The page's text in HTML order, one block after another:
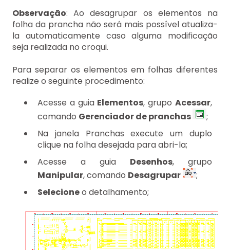
Observação: Ao desagrupar os elementos na
folha da prancha não será mais possível atualiza-
la automaticamente caso alguma modificação
seja realizada no croqui.
Para separar os elementos em folhas diferentes
realize o seguinte procedimento:
Acesse a guia Elementos, grupo Acessar,
comando Gerenciador de pranchas
;
Na janela Pranchas execute um duplo
clique na folha desejada para abri-la;
Acesse a guia Desenhos, grupo
Manipular, comando Desagrupar
;
Selecioneo detalhamento;